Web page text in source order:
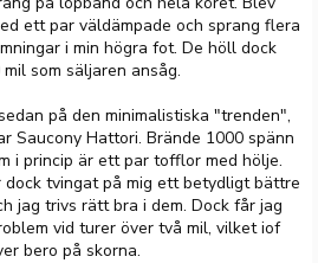
ett par väldämpade och sprang flera
i min högra fot. De höll dock
som säljaren ansåg.
på den minimalistiska "trenden",
Saucony Hattori. Brände 1000 spänn
i princip är ett par tofflor med hölje.
dock tvingat på mig ett betydligt bättre
jag trivs rätt bra i dem. Dock får jag
vid turer över två mil, vilket iof
bero på skorna.